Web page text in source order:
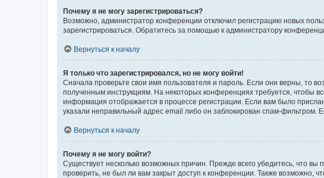
Почему я не могу зарегистрироваться?
Возможно, администратор конференции отключил регистрацию новых
зарегистрироваться. Обратитесь за помощью к администратору
Вернуться к началу
Я только что зарегистрировался, но не могу войти!
Сначала проверьте свои имя пользователя и пароль. Если они верны, то
полученным инструкциям. На некоторых конференциях требуется, чтобы
информация отображается в процессе регистрации. Если вам было
указали неправильный адрес email либо он заблокирован спам-фильтром.
Вернуться к началу
Почему я не могу войти?
Существует несколько возможных причин. Прежде всего убедитесь, что
проверить, не был ли вам закрыт доступ к конференции. Также возможно,